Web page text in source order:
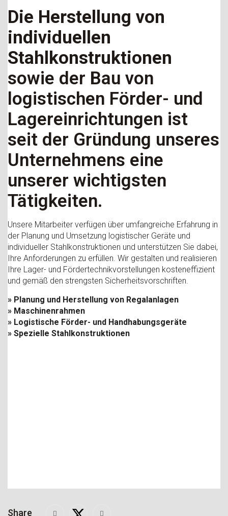
Die Herstellung von
individuellen
Stahlkonstruktionen
sowie der Bau von
logistischen Förder- und
Lagereinrichtungen ist
seit der Gründung unseres
Unternehmens eine
unserer wichtigsten
Tätigkeiten.
Unsere Mitarbeiter verfügen über umfangreiche Erfahrung in
der Planung und Umsetzung logistischer Geräte und
individueller Stahlkonstruktionen und unterstützen Sie dabei,
Ihre Anforderungen zu erfüllen. Wir gestalten und realisieren
Ihre Lager- und Fördertechnikvorstellungen kosteneffizient
und gemäß den strengsten Sicherheitsvorschriften.
» Planung und Herstellung von Regalanlagen
» Maschinenrahmen
» Logistische Förder- und Handhabungsgeräte
» Spezielle Stahlkonstruktionen
Share